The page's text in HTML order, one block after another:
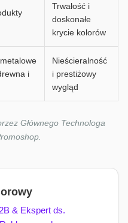
Trwałość i
doskonałe
krycie kolorów
i
Nieścieralność
i prestiżowy
wygląd
Głównego Technologa
& Ekspert ds.